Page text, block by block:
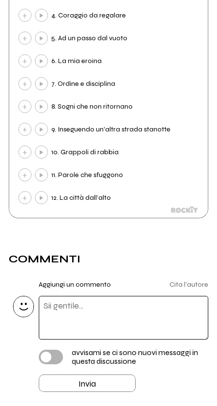
4. Coraggio da regalare
5. Ad un passo dal vuoto
6. La mia eroina
7. Ordine e disciplina
8. Sogni che non ritornano
9. Inseguendo un'altra strada stanotte
10. Grappoli di rabbia
11. Parole che sfuggono
12. La città dall’alto
COMMENTI
Aggiungi un commento Cita l'autore
avvisami se ci sono nuovi messaggi in
questa discussione
Invia